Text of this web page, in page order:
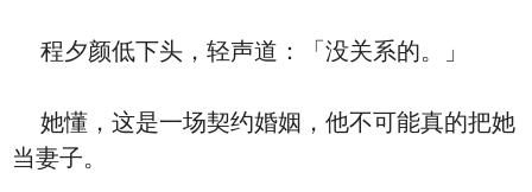
程夕颜低下头，轻声道：「没关系的。」
她懂，这是一场契约婚姻，他不可能真的把她
当妻子。